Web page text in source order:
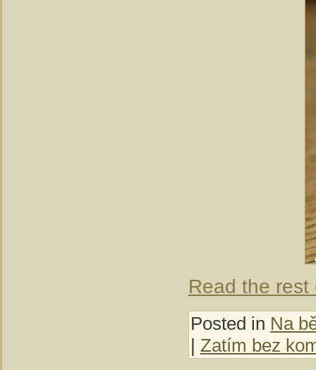
Read the
Posted in Na
| Zatím bez